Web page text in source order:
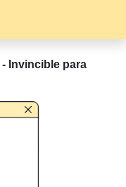
- Invincible para